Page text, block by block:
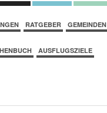
RATGEBER GEMEINDEN
AUSFLUGSZIELE